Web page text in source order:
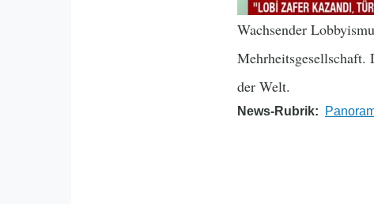
Wachsender
Mehrheitsgesellschaft.
der Welt.
News-Rubrik